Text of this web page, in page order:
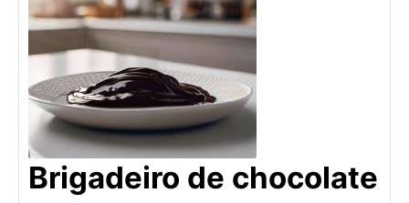
Brigadeiro de chocolate